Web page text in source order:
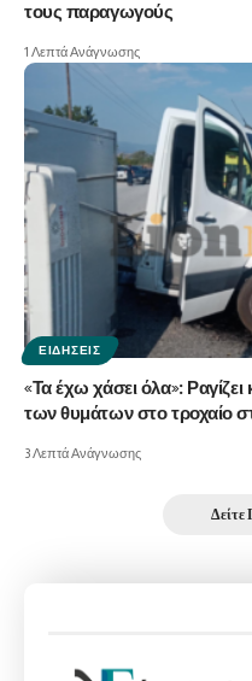
τους παραγωγούς
1 Λεπτά Ανάγνωσης
ΕΙΔΉΣΕΙΣ
«Τα έχω χάσει όλα»:
των θυμάτων στο τροχαίο
3 Λεπτά Ανάγνωσης
Δείτε